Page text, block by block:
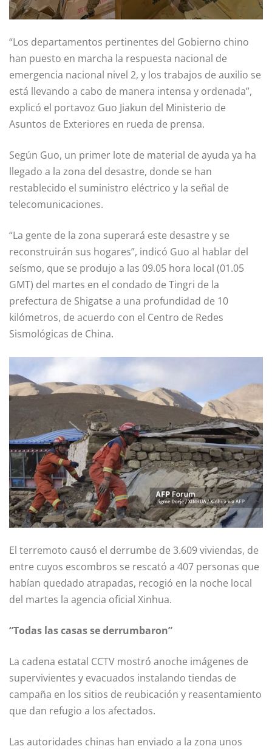
“Los departamentos pertinentes del Gobierno chino
han puesto en marcha la respuesta nacional de
emergencia nacional nivel 2, y los trabajos de auxilio se
está llevando a cabo de manera intensa y ordenada”,
explicó el portavoz Guo Jiakun del Ministerio de
Asuntos de Exteriores en rueda de prensa.
Según Guo, un primer lote de material de ayuda ya ha
llegado a la zona del desastre, donde se han
restablecido el suministro eléctrico y la señal de
telecomunicaciones.
“La gente de la zona superará este desastre y se
reconstruirán sus hogares”, indicó Guo al hablar del
seísmo, que se produjo a las 09.05 hora local (01.05
GMT) del martes en el condado de Tingri de la
prefectura de Shigatse a una profundidad de 10
kilómetros, de acuerdo con el Centro de Redes
Sismológicas de China.
El terremoto causó el derrumbe de 3.609 viviendas, de
entre cuyos escombros se rescató a 407 personas que
habían quedado atrapadas, recogió en la noche local
del martes la agencia oficial Xinhua.
“Todas las casas se derrumbaron”
La cadena estatal CCTV mostró anoche imágenes de
supervivientes y evacuados instalando tiendas de
campaña en los sitios de reubicación y reasentamiento
que dan refugio a los afectados.
Las autoridades chinas han enviado a la zona unos